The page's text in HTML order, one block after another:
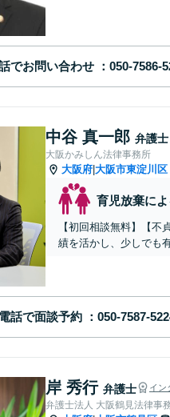
でお問い合わせ
中谷 真一郎 弁護士
大阪かみしん法律事務所
大阪府 大阪市東淀川区
育児放棄に
【初回相談無料】【
績を活かし、少しでも
電話で面談予約
岸 秀行 弁護士 イン
弁護士法人 大阪鶴見法律事